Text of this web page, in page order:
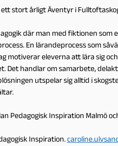
stort årligt Äventyr i
där man med fiktionen som
En lärandeprocess som
motiverar eleverna att lära sig
Det handlar om samarbete,
utspelar sig alltid i
Pedagogisk Inspiration Malmö
Inspiration.